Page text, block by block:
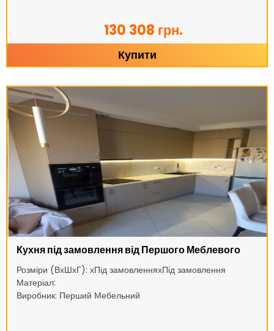
130 308 грн.
Купити
Кухня під замовлення від Першого Меблевого
Розміри (ВхШхГ): хПід замовленняхПід замовлення
Матеріал:
Виробник: Перший Мебельний